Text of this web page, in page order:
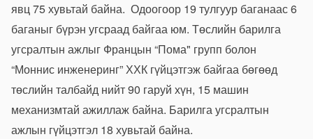
явц 75 хувьтай байна. Одоогоор 19 тулгуур баганаас 6
баганыг бүрэн угсраад байгаа юм. Төслийн барилга
угсралтын ажлыг Францын “Пома" групп болон
“Моннис инженеринг” ХХК гүйцэтгэж байгаа бөгөөд
төслийн талбайд нийт 90 гаруй хүн, 15 машин
механизмтай ажиллаж байна. Барилга угсралтын
ажлын гүйцэтгэл 18 хувьтай байна.